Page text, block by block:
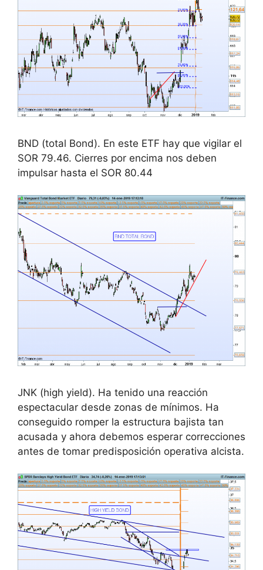
BND (total Bond). En este ETF hay que vigilar el
SOR 79.46. Cierres por encima nos deben
impulsar hasta el SOR 80.44
JNK (high yield). Ha tenido una reacción
espectacular desde zonas de mínimos. Ha
conseguido romper la estructura bajista tan
acusada y ahora debemos esperar correcciones
antes de tomar predisposición operativa alcista.